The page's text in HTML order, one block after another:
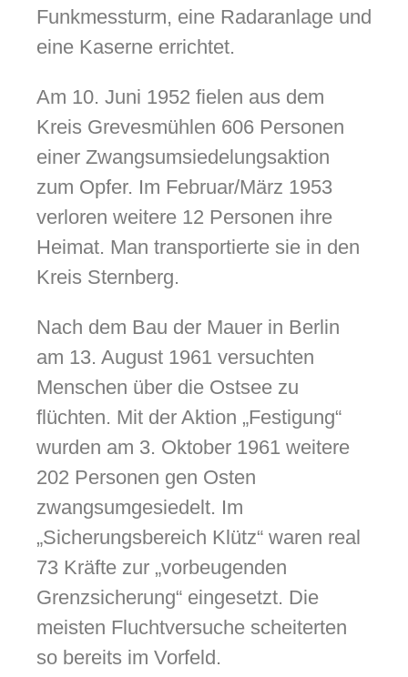
Funkmessturm, eine Radaranlage und
eine Kaserne errichtet.
Am 10. Juni 1952 fielen aus dem
Kreis Grevesmühlen 606 Personen
einer Zwangsumsiedelungsaktion
zum Opfer. Im Februar/März 1953
verloren weitere 12 Personen ihre
Heimat. Man transportierte sie in den
Kreis Sternberg.
Nach dem Bau der Mauer in Berlin
am 13. August 1961 versuchten
Menschen über die Ostsee zu
flüchten. Mit der Aktion „Festigung“
wurden am 3. Oktober 1961 weitere
202 Personen gen Osten
zwangsumgesiedelt. Im
„Sicherungsbereich Klütz“ waren real
73 Kräfte zur „vorbeugenden
Grenzsicherung“ eingesetzt. Die
meisten Fluchtversuche scheiterten
so bereits im Vorfeld.